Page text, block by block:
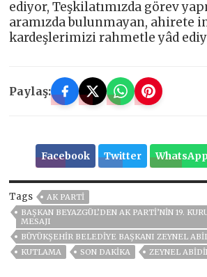
ediyor, Teşkilatımızda görev
aramızda bulunmayan, ahirete
kardeşlerimizi rahmetle yâd
Paylaş:
Facebook Twitter
Tags
AK PARTİ
BAŞKAN BEYAZGÜL’DEN AK PARTİ’NİN 19.
MESAJI
BÜYÜKŞEHIR BELEDIYE BAŞKANI ZEYNEL
KUTLAMA
SON DAKIKA ZEYNEL